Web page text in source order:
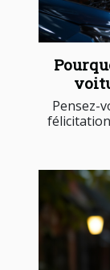
Pensez-
félicitation